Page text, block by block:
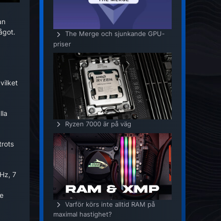
7
The Merge och sjunkande GPU-
priser
Ryzen 7000 är på väg
Varför körs inte alltid RAM på
maximal hastighet?